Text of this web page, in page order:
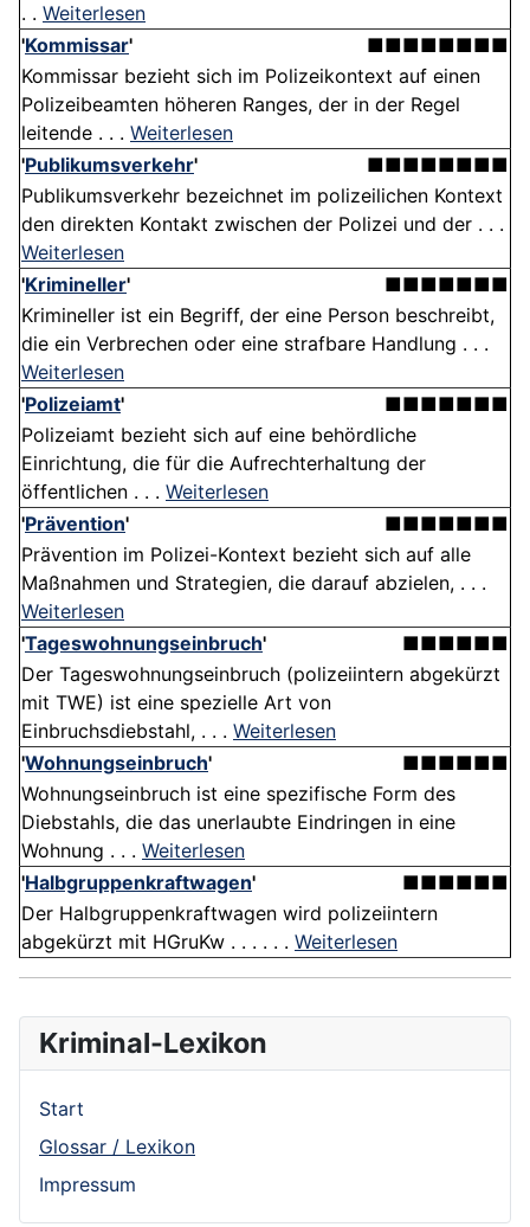
. . Weiterlesen
'Kommissar'
■■■■■■■■
Kommissar bezieht sich im Polizeikontext auf einen
Polizeibeamten höheren Ranges, der in der Regel
leitende . . . Weiterlesen
'Publikumsverkehr'
■■■■■■■■
Publikumsverkehr bezeichnet im polizeilichen Kontext
den direkten Kontakt zwischen der Polizei und der . . .
Weiterlesen
'Krimineller'
■■■■■■■
Krimineller ist ein Begriff, der eine Person beschreibt,
die ein Verbrechen oder eine strafbare Handlung . . .
Weiterlesen
'Polizeiamt'
■■■■■■■
Polizeiamt bezieht sich auf eine behördliche
Einrichtung, die für die Aufrechterhaltung der
öffentlichen . . . Weiterlesen
'Prävention'
■■■■■■■
Prävention im Polizei-Kontext bezieht sich auf alle
Maßnahmen und Strategien, die darauf abzielen, . . .
Weiterlesen
'Tageswohnungseinbruch'
■■■■■■
Der Tageswohnungseinbruch (polizeiintern abgekürzt
mit TWE) ist eine spezielle Art von
Einbruchsdiebstahl, . . . Weiterlesen
'Wohnungseinbruch'
■■■■■■
Wohnungseinbruch ist eine spezifische Form des
Diebstahls, die das unerlaubte Eindringen in eine
Wohnung . . . Weiterlesen
'Halbgruppenkraftwagen'
■■■■■■
Der Halbgruppenkraftwagen wird polizeiintern
abgekürzt mit HGruKw . . . . . . Weiterlesen
Kriminal-Lexikon
Start
Glossar / Lexikon
Impressum